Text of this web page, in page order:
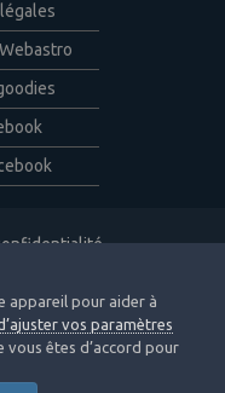
appareil pour aider à
vos paramètres
vous êtes d’accord pour